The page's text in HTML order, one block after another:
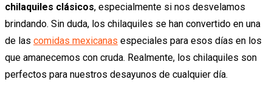
chilaquiles clásicos, especialmente si nos desvelamos
brindando. Sin duda, los chilaquiles se han convertido en una
de las comidas mexicanas especiales para esos días en los
que amanecemos con cruda. Realmente, los chilaquiles son
perfectos para nuestros desayunos de cualquier día.